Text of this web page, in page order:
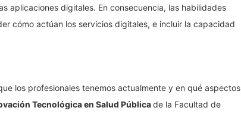
aplicaciones digitales. En consecuencia, las habilidades
cómo actúan los servicios digitales, e incluir la capacidad
los profesionales tenemos actualmente y en qué aspectos
Tecnológica en Salud Públicade la Facultad de